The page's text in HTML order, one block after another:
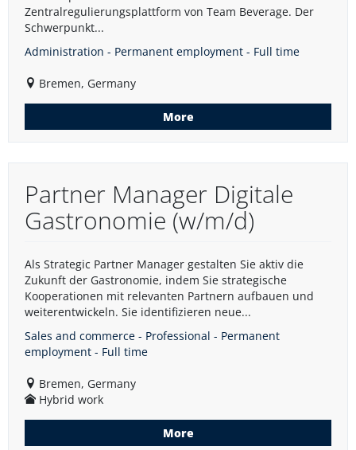
Zentralregulierungsplattform von Team Beverage. Der
Schwerpunkt...
Administration - Permanent employment - Full time
Bremen, Germany
More
Partner Manager Digitale
Gastronomie (w/m/d)
Als Strategic Partner Manager gestalten Sie aktiv die
Zukunft der Gastronomie, indem Sie strategische
Kooperationen mit relevanten Partnern aufbauen und
weiterentwickeln. Sie identifizieren neue...
Sales and commerce - Professional - Permanent
employment - Full time
Bremen, Germany
Hybrid work
More